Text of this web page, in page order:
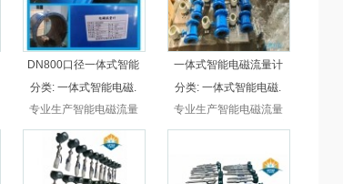
30%以上，超长保质，无
忧售后。
宜30%以上，超长保质，
无忧售后。
DN800口径一体式智能
分类: 一体式智能电磁.
专业生产智能电磁流量
量计，还是分体式电磁流
量计，一体式插入，还是
分体式插入电磁流量计，
一体式智能电磁流量计
分类: 一体式智能电磁.
专业生产智能电磁流量
量计，一体式插入，还是
分体式插入电磁流量计，